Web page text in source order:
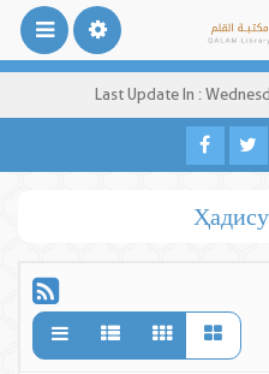
Last Update In :